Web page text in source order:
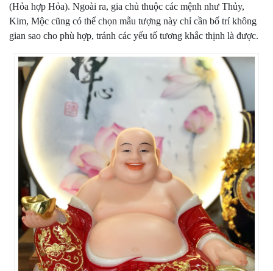
(Hỏa hợp Hỏa). Ngoài ra, gia chủ thuộc các mệnh như Thủy,
Kim, Mộc cũng có thể chọn mẫu tượng này chỉ cần bố trí không
gian sao cho phù hợp, tránh các yếu tố tương khắc thịnh là được.